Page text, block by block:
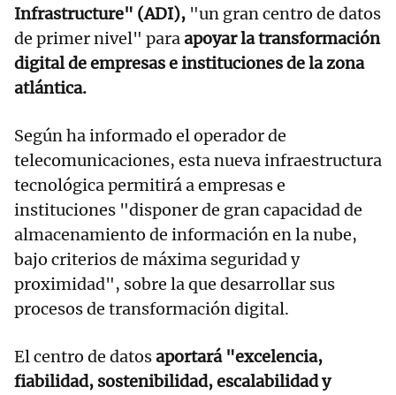
Infrastructure" (ADI), "un gran centro de datos
de primer nivel" paraapoyar la transformación
digital de empresas e instituciones de la zona
atlántica.
Según ha informado el operador de
telecomunicaciones, esta nueva infraestructura
tecnológica permitirá a empresas e
instituciones "disponer de gran capacidad de
almacenamiento de información en la nube,
bajo criterios de máxima seguridad y
proximidad", sobre la que desarrollar sus
procesos de transformación digital.
El centro de datosaportará "excelencia,
fiabilidad, sostenibilidad, escalabilidad y